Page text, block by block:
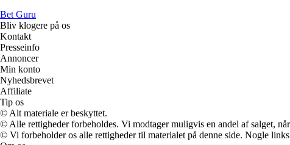
Bet Guru
Bliv klogere på os
Kontakt
Presseinfo
Annoncer
Min konto
Nyhedsbrevet
Affiliate
Tip os
© Alt materiale er beskyttet.
© Alle rettigheder forbeholdes. Vi modtager muligvis en andel af salget,
© Vi forbeholder os alle rettigheder til materialet på denne side. Nogle